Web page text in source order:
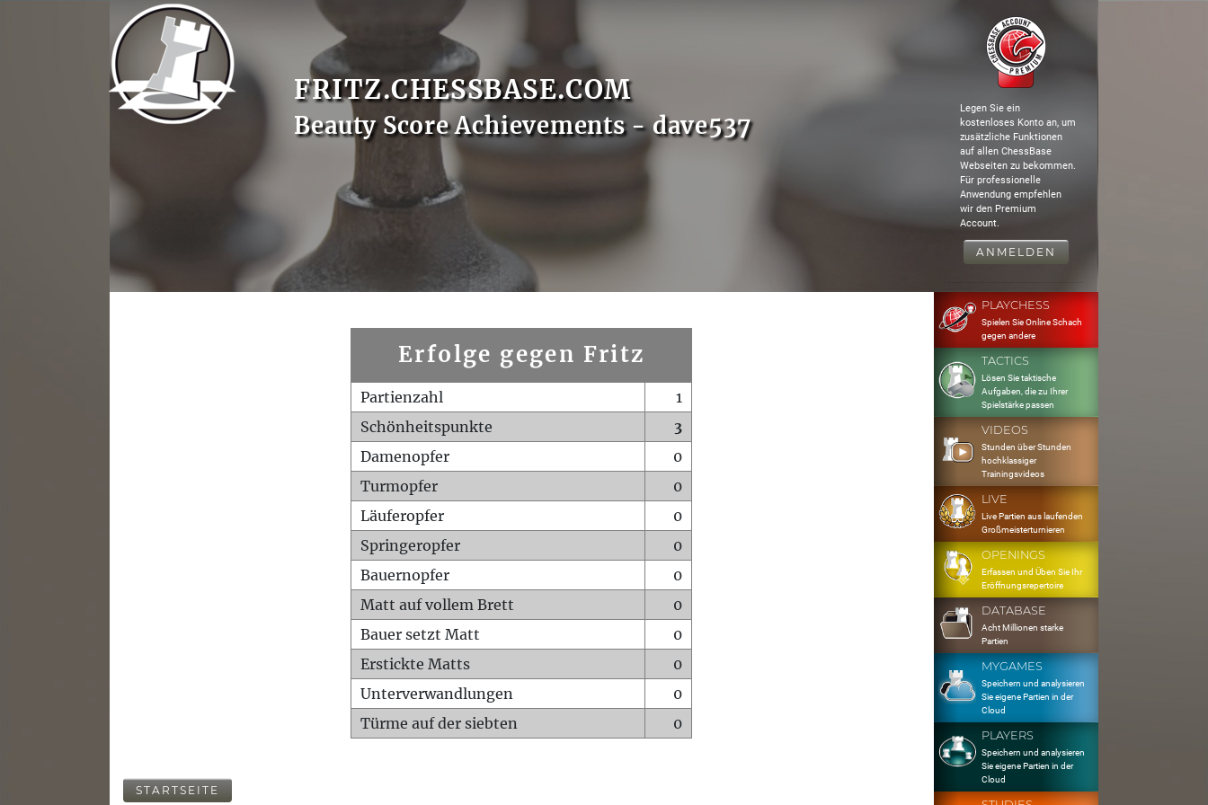
FRITZ.CHESSBASE.COM
Beauty Score Achievements - dave537
Legen Sie ein
kostenloses Konto an, um
zusätzliche Funktionen
auf allen ChessBase
Webseiten zu bekommen.
Für professionelle
Anwendung empfehlen
wir den Premium
Account.
ANMELDEN
Erfolge gegen Fritz
Partienzahl
1
Schönheitspunkte
3
Damenopfer
0
Turmopfer
0
Läuferopfer
0
Springeropfer
0
Bauernopfer
0
Matt auf vollem Brett
0
Bauer setzt Matt
0
Erstickte Matts
0
Unterverwandlungen
0
Türme auf der siebten
0
STARTSEITE
PLAYCHESS
Spielen Sie Online Schach
gegen andere
TACTICS
Lösen Sie taktische
Aufgaben, die zu Ihrer
Spielstärke passen
VIDEOS
Stunden über Stunden
hochklassiger
Trainingsvideos
LIVE
Live Partien aus laufenden
Großmeisterturnieren
OPENINGS
Erfassen und Üben Sie Ihr
Eröffnungsrepertoire
DATABASE
Acht Millionen starke
Partien
MYGAMES
Speichern und analysieren
Sie eigene Partien in der
Cloud
PLAYERS
Speichern und analysieren
Sie eigene Partien in der
Cloud